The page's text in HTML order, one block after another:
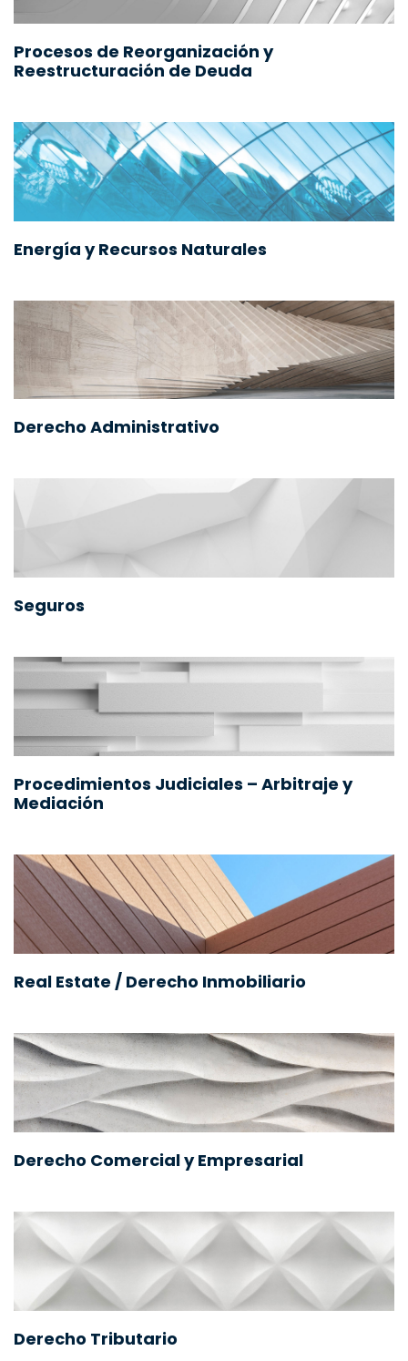
Procesos de Reorganización y
Reestructuración de Deuda
Energía y Recursos Naturales
Derecho Administrativo
Seguros
Procedimientos Judiciales – Arbitraje y
Mediación
Real Estate / Derecho Inmobiliario
Derecho Comercial y Empresarial
Derecho Tributario